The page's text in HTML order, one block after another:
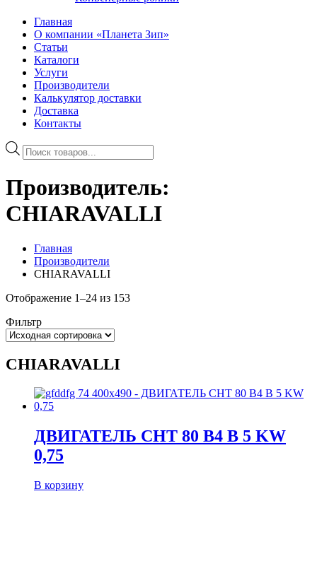
Главная
О компании «Планета Зип»
Статьи
Каталоги
Услуги
Производители
Калькулятор доставки
Доставка
Контакты
Поиск
товаров
Производитель:
CHIARAVALLI
Главная
Производители
CHIARAVALLI
Отображение 1–24 из 153
Фильтр
CHIARAVALLI
ДВИГАТЕЛЬ CHT 80 B4 B 5 KW
0,75
В корзину